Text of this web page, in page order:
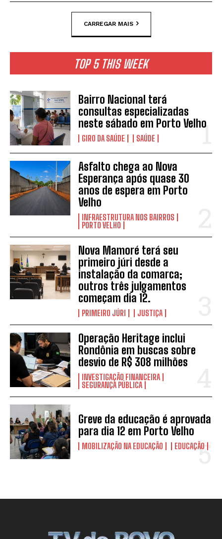
CARREGAR MAIS
TOP 5 THIS WEEK
Bairro Nacional terá
consultas especializadas
neste sábado em Porto Velho
GIRO DA SAÚDE SAÚDE
Asfalto chega ao Nova
Esperança após quase 30
anos de espera em Porto
Velho
INFRAESTRUTURA NOS BAIRROS
PORTO VELHO
Nova Mamoré terá seu
primeiro júri desde a
instalação da comarca;
outros três julgamentos
começam dia 12.
PRIMEIRO JÚRI JUSTIÇA
Operação Heritage inclui
Rondônia em buscas sobre
desvio de R$ 308 milhões
INVESTIGAÇÃO FINANCEIRA
SEGURANÇA PÚBLICA
Greve da educação é aprovada
para dia 12 em Porto Velho
MOBILIZAÇÃO NA EDUCAÇÃO EDUCAÇÃO